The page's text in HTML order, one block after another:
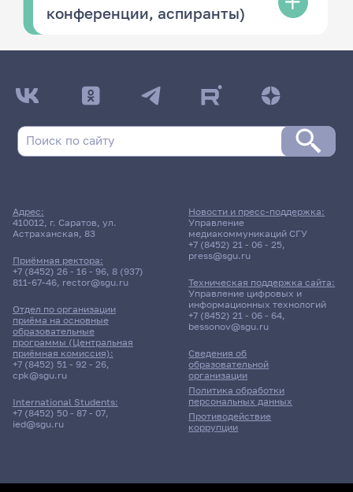
конференции, аспиранты)
Адрес:
410012, г. Саратов, ул.
Астраханская, 83
Приёмная ректора:
+7 (8452) 26 - 16 - 96, 8 (937)
811-67-46, rector@sgu.ru
Отдел по организации
приёма на основные
образовательные
программы (Центральная
приёмная комиссия):
+7 (8452) 51 - 92 - 26,
cpk@sgu.ru
International Students:
+7 (8452) 50 - 87 - 07,
ied@sgu.ru
Сведения об
образовательной
организации
Политика обработки
персональных данных
Противодействие
коррупции
Новости и пресс-поддержка:
Управление
медиакоммуникаций СГУ
+7 (8452) 21 - 06 - 25,
press@sgu.ru
Техническая поддержка сайта:
Управление цифровых и
информационных технологий
+7 (8452) 21 - 06 - 64,
bessonov@sgu.ru